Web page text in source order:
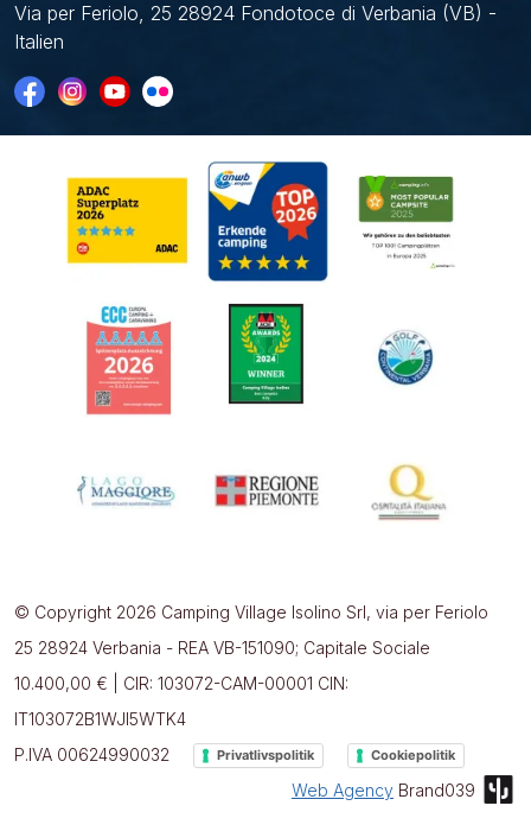
Via per Feriolo, 25 28924 Fondotoce di Verbania (VB) -
Italien
© Copyright 2026 Camping Village Isolino Srl, via per Feriolo
25 28924 Verbania - REA VB-151090; Capitale Sociale
10.400,00 € | CIR: 103072-CAM-00001 CIN:
IT103072B1WJI5WTK4
P.IVA 00624990032
Privatlivspolitik Cookiepolitik
Web Agency Brand039